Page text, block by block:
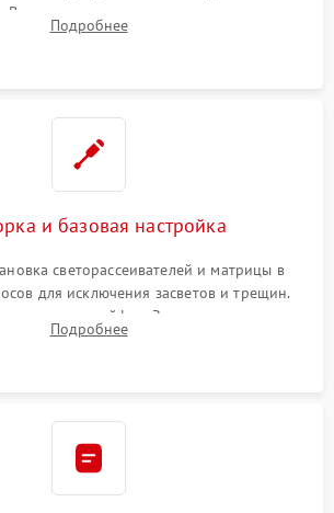
Восстановление поврежденных дорожек,
микросхем памяти EEPROM
Подробнее
и базовая настройка
светорассеивателей и матрицы в
для исключения засветов и трещин.
шлейфов. Закрытие корпуса.
обновление программного обеспечения.
Подробнее